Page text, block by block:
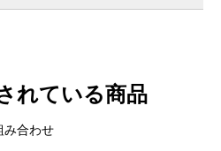
れている商品
み合わせ